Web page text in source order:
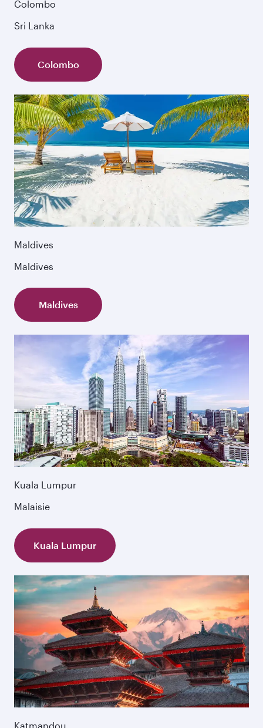
Colombo
Sri Lanka
Colombo
Maldives
Maldives
Maldives
Kuala Lumpur
Malaisie
Kuala Lumpur
Katmandou